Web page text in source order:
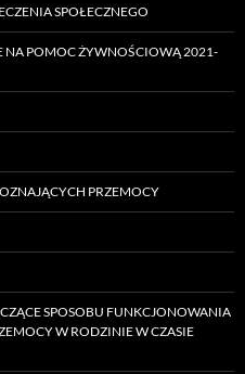
SPOŁECZNEGO
NA POMOC ŻYWNOŚCIOWĄ 2021-
PRZEMOCY
SPOSOBU FUNKCJONOWANIA
W RODZINIE W CZASIE